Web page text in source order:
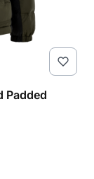
Padded